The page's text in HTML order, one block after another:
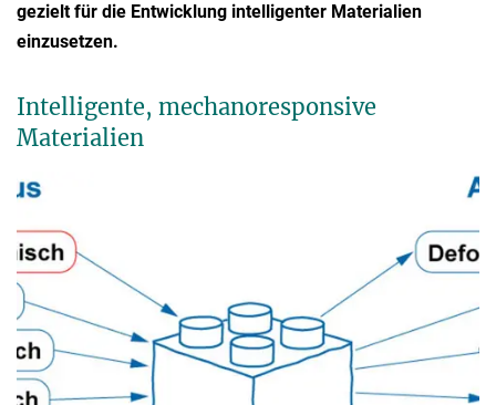
gezielt für die Entwicklung intelligenter Materialien
einzusetzen.
Intelligente, mechanoresponsive
Materialien